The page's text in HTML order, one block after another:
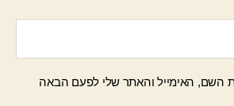
השם, האימייל והאתר שלי לפעם הבאה